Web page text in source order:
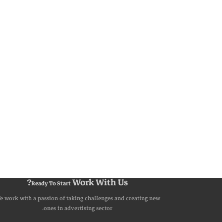
Ready To StartWork With Us?
work with a passion of taking challenges and creating new
ones in advertising sector.